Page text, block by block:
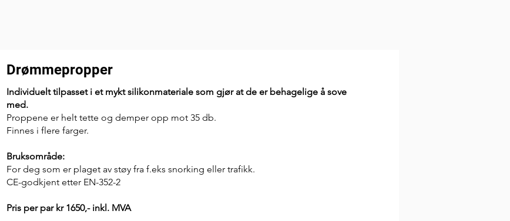
Drømmepropper
Individuelt tilpasset i et mykt silikonmateriale som gjør at de er behagelige å sove
med.
Proppene er helt tette og demper opp mot 35 db.
Finnes i flere farger.
Bruksområde:
For deg som er plaget av støy fra f.eks snorking eller trafikk.
CE-godkjent etter EN-352-2
Pris per par kr 1650,- inkl. MVA